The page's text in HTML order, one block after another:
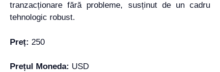
tranzacționare fără probleme, susținut de un cadru
tehnologic robust.
Preț: 250
Prețul Moneda: USD